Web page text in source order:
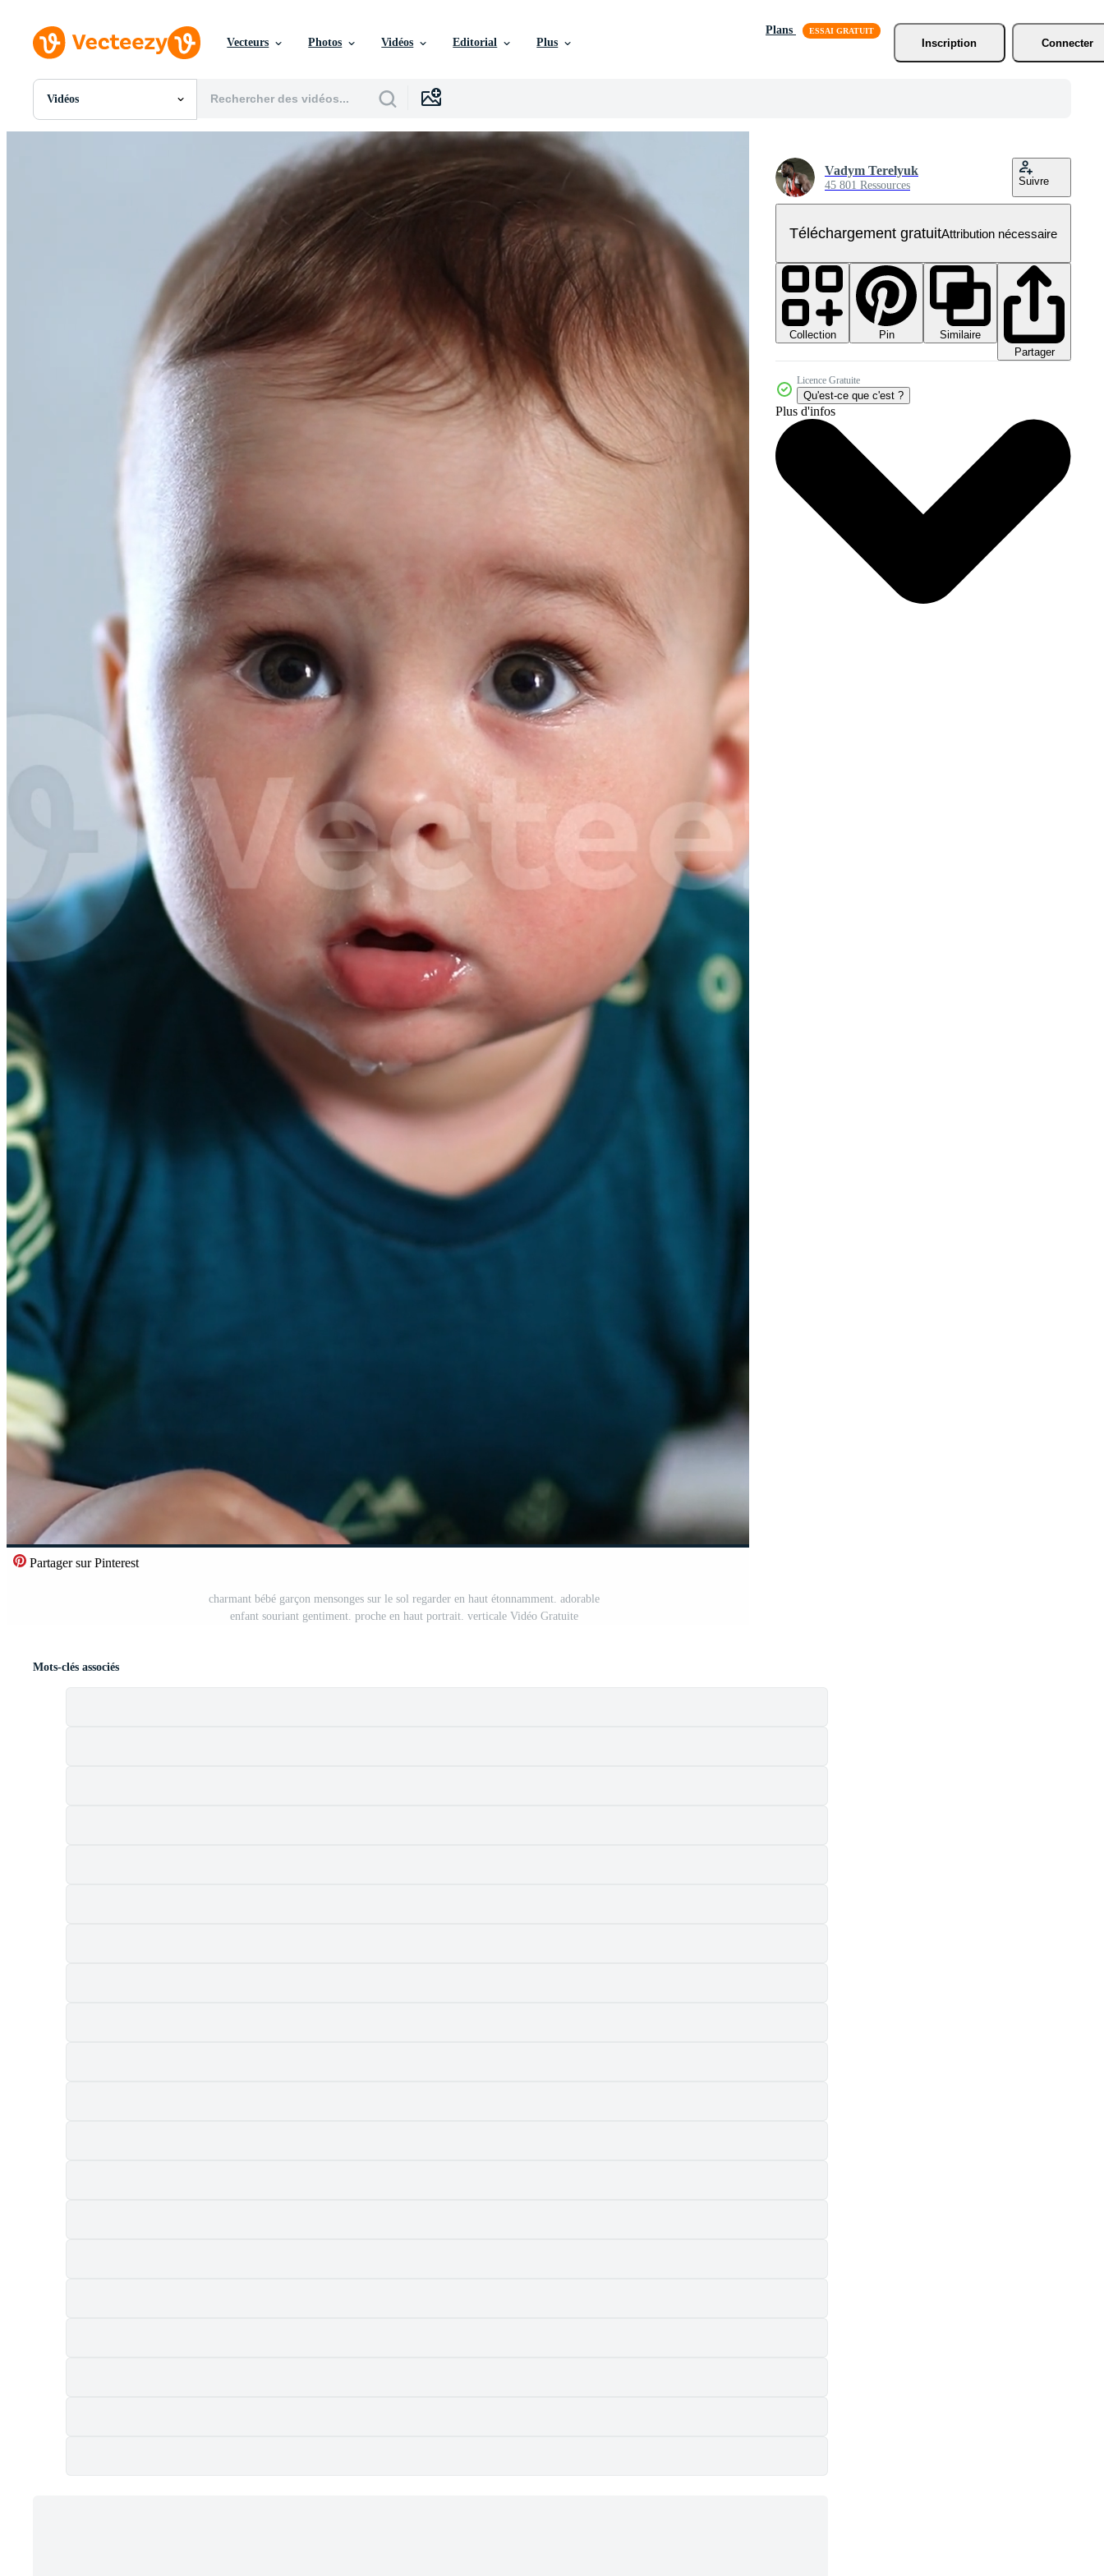
Vecteurs Photos Vidéos Editorial Plus
Plans
Inscription
Connecter
Vidéos
Toutes Images
Événements Éditoriaux
Partager sur Pinterest
charmant bébé garçon mensonges sur le sol regarder en haut étonnamment. adorable
enfant souriant gentiment. proche en haut portrait. verticale Vidéo Gratuite
Vadym Terelyuk
45 801 Ressources Suivre
Téléchargement gratuitAttribution nécessaire
Collection Pin
Similaire
Partager
Licence Gratuite
Qu'est-ce que c'est ?
Plus d'infos
Mots-clés associés